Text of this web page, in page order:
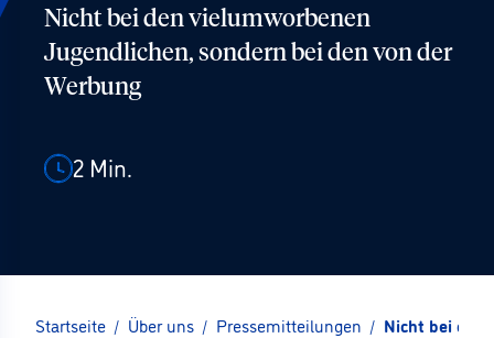
Nicht bei den vielumworbenen
Jugendlichen, sondern bei den von der
Werbung
2 Min.
Startseite / Über uns / Pressemitteilungen / Nicht bei den